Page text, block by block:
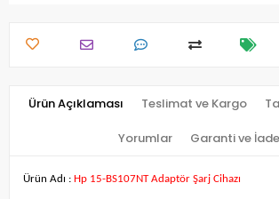
Ürün Açıklaması Teslimat ve Kargo
Yorumlar Garanti ve İade
Ürün Adı : Hp 15-BS107NT Adaptör Şarj Cihazı